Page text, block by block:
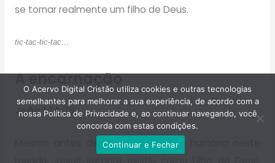
se tornar realmente um filho de Deus.
tic-tac-tic-tac…
A encarnação
João 1:14-16
Mesmo antes de nascer na forma humana neste
O Acervo Digital Cristão utiliza cookies e outras tecnologias
semelhantes para melhorar a sua experiência, de acordo com a
nossa Política de Privacidade e, ao continuar navegando, você
concorda com estas condições.
Continuar e Fechar